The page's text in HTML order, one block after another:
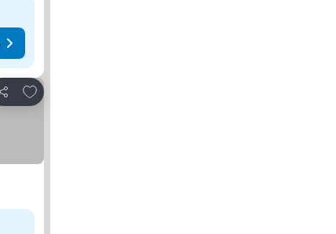
Teilen
Zu Favoriten hinzufügen